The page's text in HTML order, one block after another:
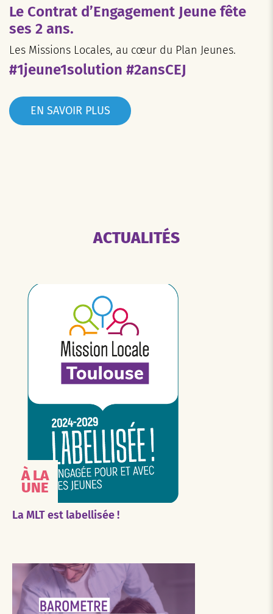
Le Contrat d’Engagement Jeune fête
ses 2 ans.
Les Missions Locales, au cœur du Plan Jeunes.
#1jeune1solution #2ansCEJ
EN SAVOIR PLUS
ACTUALITÉS
À LA
UNE
La MLT est labellisée !